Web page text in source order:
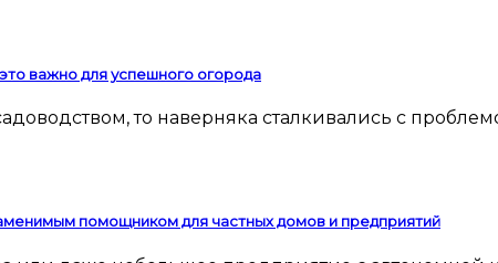
важно для успешного огорода
помощником для частных домов и предприятий